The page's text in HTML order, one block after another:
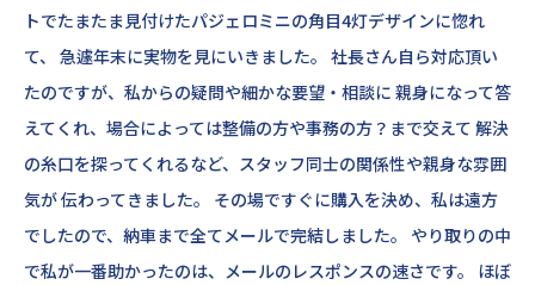
トでたまたま見付けたパジェロミニの角目4灯デザインに惚れ
て、 急遽年末に実物を見にいきました。 社長さん自ら対応頂い
たのですが、私からの疑問や細かな要望・相談に 親身になって答
えてくれ、場合によっては整備の方や事務の方？まで交えて 解決
の糸口を探ってくれるなど、スタッフ同士の関係性や親身な雰囲
気が 伝わってきました。 その場ですぐに購入を決め、私は遠方
でしたので、納車まで全てメールで完結しました。 やり取りの中
で私が一番助かったのは、メールのレスポンスの速さです。 ほぼ